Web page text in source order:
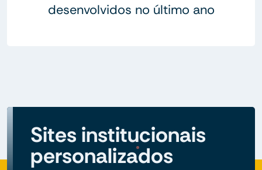
desenvolvidos no último ano
Sites institucionais
personalizados